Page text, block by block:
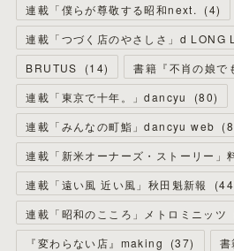
連載「僕らが尊敬する昭和next.
(4)
連載「つづく店のやさしさ」d LONG
BRUTUS
(14) 書籍『不肖の娘で
連載「東京で十年。」dancyu
(80)
連載「みんなの町鮨」dancyu web (8
連載「新米オーナーズ・ストーリー」
連載「遠い風 近い風」秋田魁新報
(44
連載「昭和のこころ」メトロミニッツ
『変わらない店』making
(37) 書